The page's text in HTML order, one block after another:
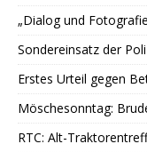
„Dialog und
Sondereinsatz der
Erstes Urteil gegen
Möschesonntag:
RTC: Alt-